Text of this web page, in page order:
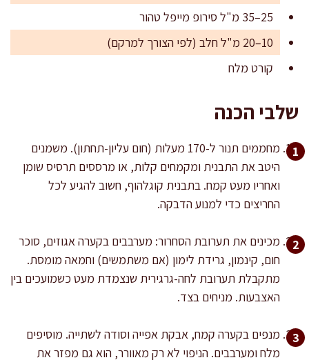
25–35 מ"ל סירופ מייפל טהור
10–20 מ"ל חלב (לפי הצורך למרקם)
קורט מלח
שלבי הכנה
מחממים תנור ל-170 מעלות (חום עליון-תחתון). משמנים
היטב את התבנית ומקמחים קלות, או מרססים תרסיס שומן
ואחריו מעט קמח. בתבנית קוגלהוף, חשוב להגיע לכל
החריצים כדי למנוע הדבקה.
מכינים את תערובת הסחרור: מערבבים בקערה אגוזים, סוכר
חום, קינמון, גרידת לימון (אם משתמשים) וחמאה מומסת.
מתקבלת תערובת לחה-גרגירית שנצמדת מעט כשמועכים בין
האצבעות. מניחים בצד.
מנפים בקערה קמח, אבקת אפייה וסודה לשתייה. מוסיפים
מלח ומערבבים. הניפוי לא רק מאוורר, הוא גם מפזר את